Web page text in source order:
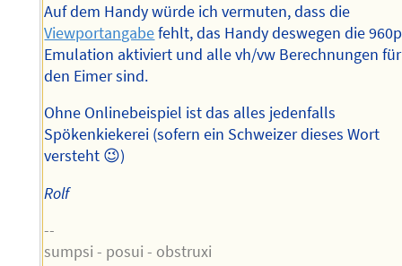
Auf dem Handy würde ich vermuten, dass die
Viewportangabefehlt, das Handy deswegen die
Emulation aktiviert und alle vh/vw Berechnungen für
den Eimer sind.
Ohne Onlinebeispiel ist das alles jedenfalls
Spökenkiekerei (sofern ein Schweizer dieses Wort
versteht 😉)
Rolf
--
sumpsi - posui - obstruxi